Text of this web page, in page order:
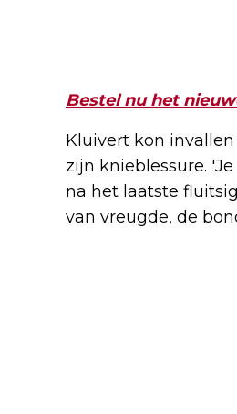
Bestel nu het
Kluivert kon
zijn knieblessure.
na het laatste
van vreugde, de